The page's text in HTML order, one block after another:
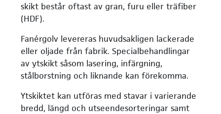
skikt består oftast av gran, furu eller träfiber
(HDF).
Fanérgolv levereras huvudsakligen lackerade
eller oljade från fabrik. Specialbehandlingar
av ytskikt såsom lasering, infärgning,
stålborstning och liknande kan förekomma.
Ytskiktet kan utföras med stavar i varierande
bredd, längd och utseendesorteringar samt